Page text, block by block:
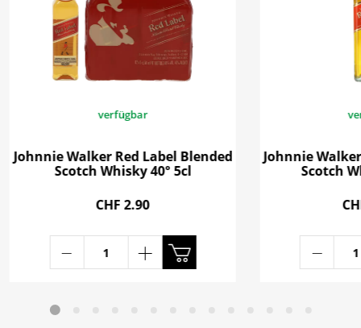
verfügbar
Johnnie Walker Red Label Blended
Scotch Whisky 40° 5cl
CHF 2.90
Johnnie
Scotch